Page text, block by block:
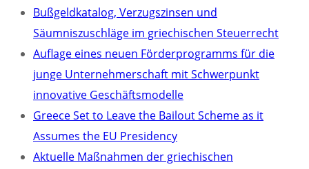
Bußgeldkatalog, Verzugszinsen und
Säumniszuschläge im griechischen Steuerrecht
Auflage eines neuen Förderprogramms für die
junge Unternehmerschaft mit Schwerpunkt
innovative Geschäftsmodelle
Greece Set to Leave the Bailout Scheme as it
Assumes the EU Presidency
Aktuelle Maßnahmen der griechischen